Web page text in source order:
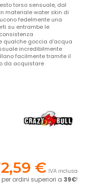
torso sensuale, dal
materiale water skin di
fedelmente una
su entrambe le
qualche goccia d'acqua
incredibilmente
facilmente tramite il
da acquistare
€ IVA inclusa
per ordini superiori a 39€!